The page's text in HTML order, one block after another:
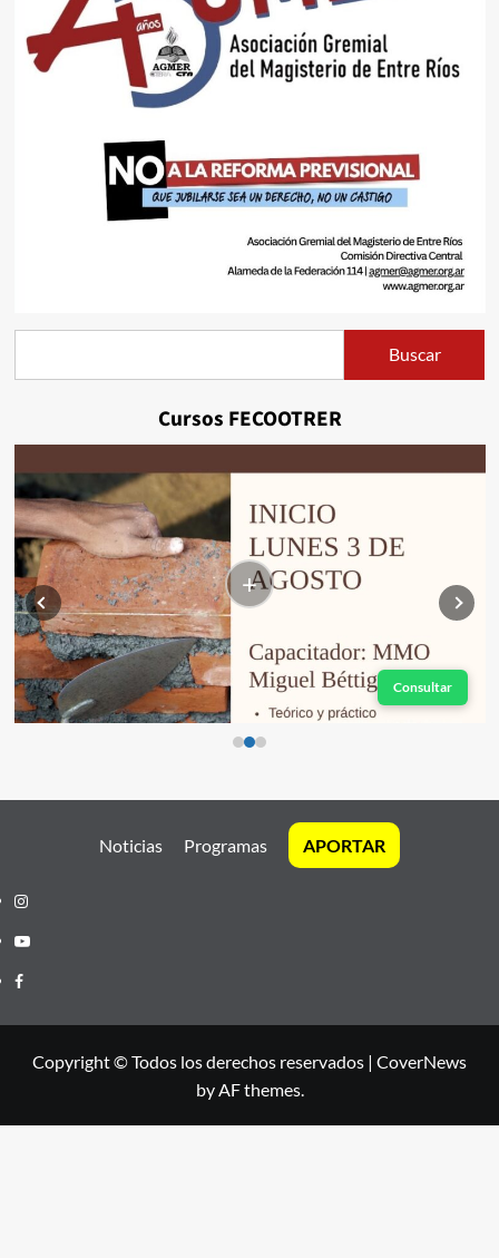
Buscar
Cursos FECOOTRER
+
Consultar
Noticias Programas APORTAR
Instagram
Youtube
Facebook
Copyright © Todos los derechos reservados | CoverNews
by AF themes.